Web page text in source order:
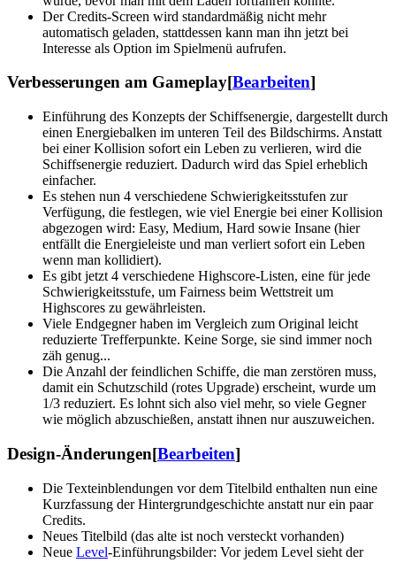
Der Credits-Screen wird standardmäßig nicht mehr
automatisch geladen, stattdessen kann man ihn jetzt bei
Interesse als Option im Spielmenü aufrufen.
Verbesserungen am Gameplay[Bearbeiten]
Einführung des Konzepts der Schiffsenergie, dargestellt durch
einen Energiebalken im unteren Teil des Bildschirms. Anstatt
bei einer Kollision sofort ein Leben zu verlieren, wird die
Schiffsenergie reduziert. Dadurch wird das Spiel erheblich
einfacher.
Es stehen nun 4 verschiedene Schwierigkeitsstufen zur
Verfügung, die festlegen, wie viel Energie bei einer Kollision
abgezogen wird: Easy, Medium, Hard sowie Insane (hier
entfällt die Energieleiste und man verliert sofort ein Leben
wenn man kollidiert).
Es gibt jetzt 4 verschiedene Highscore-Listen, eine für jede
Schwierigkeitsstufe, um Fairness beim Wettstreit um
Highscores zu gewährleisten.
Viele Endgegner haben im Vergleich zum Original leicht
reduzierte Trefferpunkte. Keine Sorge, sie sind immer noch
zäh genug...
Die Anzahl der feindlichen Schiffe, die man zerstören muss,
damit ein Schutzschild (rotes Upgrade) erscheint, wurde um
1/3 reduziert. Es lohnt sich also viel mehr, so viele Gegner
wie möglich abzuschießen, anstatt ihnen nur auszuweichen.
Design-Änderungen[Bearbeiten]
Die Texteinblendungen vor dem Titelbild enthalten nun eine
Kurzfassung der Hintergrundgeschichte anstatt nur ein paar
Credits.
Neues Titelbild (das alte ist noch versteckt vorhanden)
Neue Level-Einführungsbilder: Vor jedem Level sieht der